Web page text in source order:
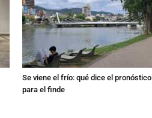
Se viene el frío: qué dice el pronóstico
para el finde